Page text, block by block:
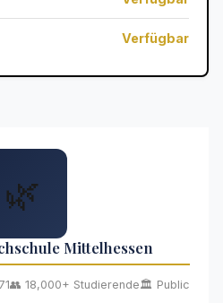
Verfügbar
🌿
Mittelhessen
👥 18,000+ Studierende🏛️ Public